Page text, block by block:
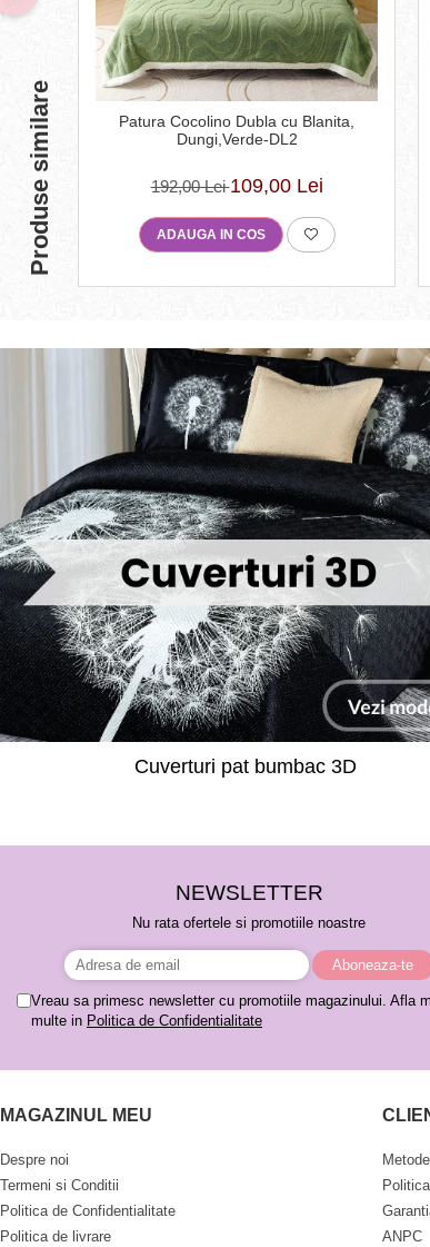
Produse similare
Patura Cocolino Dubla cu Blanita,
Dungi,Verde-DL2
192,00 Lei109,00 Lei
ADAUGA IN COS
Cuverturi pat bumbac 3D
NEWSLETTER
Nu rata ofertele si promotiile noastre
Vreau sa primesc newsletter cu promotiile magazinului. Afla
multe in Politica de Confidentialitate
MAGAZINUL MEU
Despre noi
Termeni si Conditii
Politica de Confidentialitate
Politica de livrare
ANPC